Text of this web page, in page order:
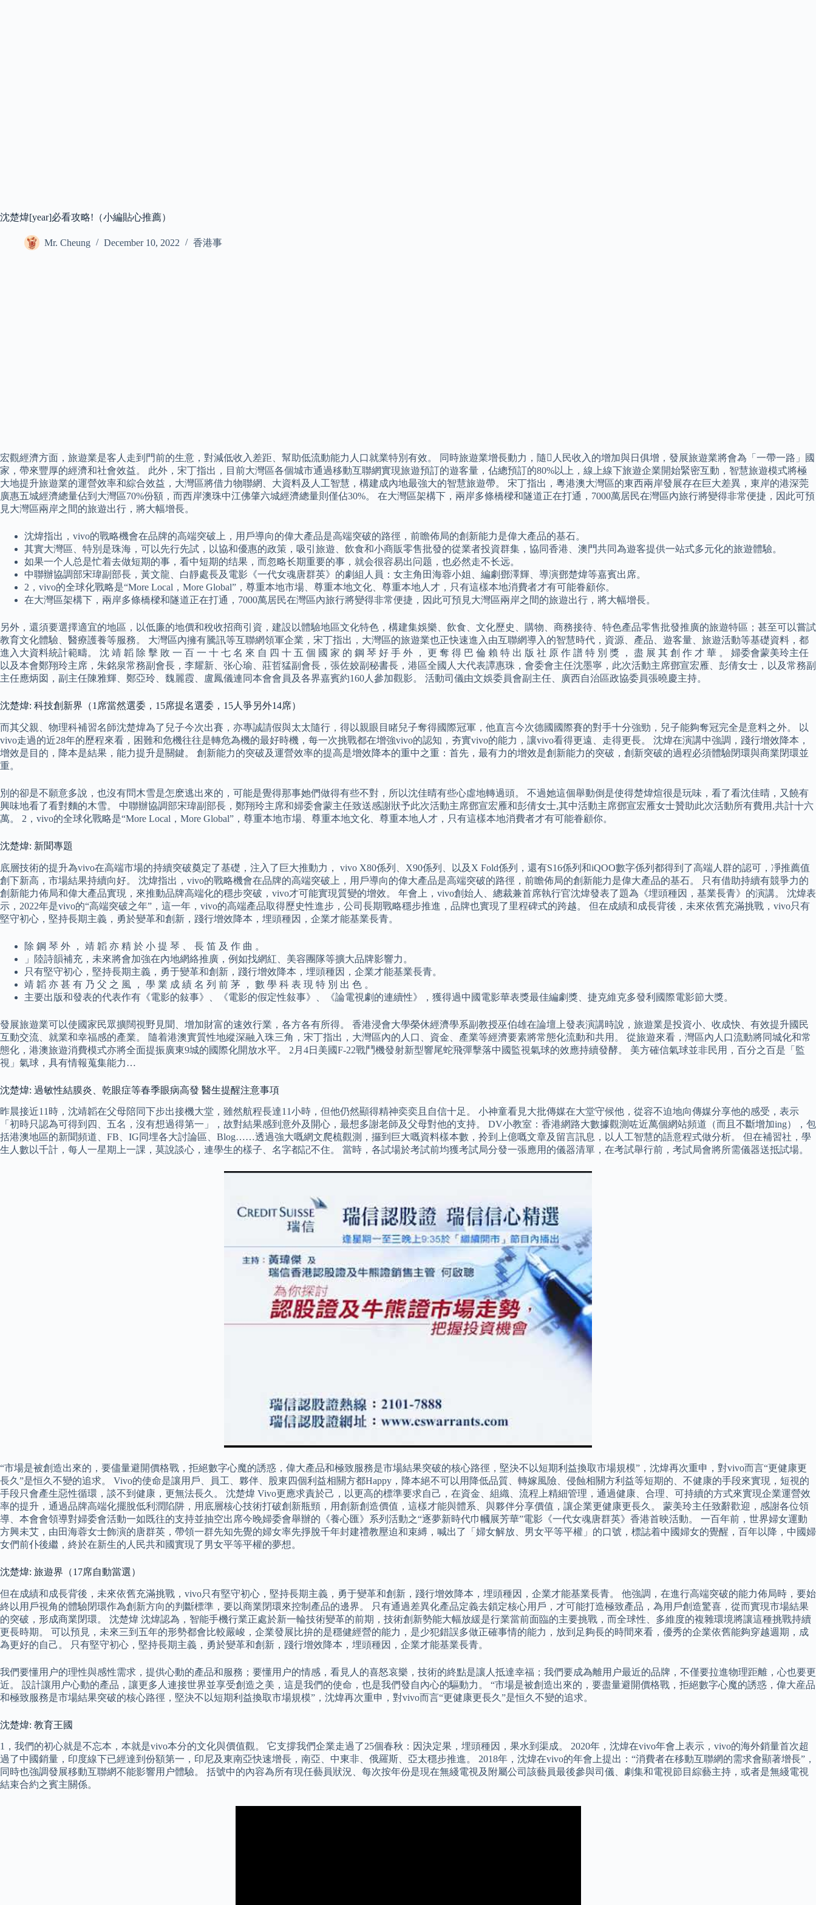
沈楚煒[year]必看攻略!（小編貼心推薦）
Mr. Cheung December 10, 2022 香港事
宏觀經濟方面，旅遊業是客人走到門前的生意，對減低收入差距、幫助低流動能力人口就業特別有效。 同時旅遊業增長動力，隨人民收入的增加與日俱增，發展旅遊業將會為「一帶一路」國
家，帶來豐厚的經濟和社會效益。 此外，宋丁指出，目前大灣區各個城市通過移動互聯網實現旅遊預訂的遊客量，佔總預訂的80%以上，線上線下旅遊企業開始緊密互動，智慧旅遊模式將極
大地提升旅遊業的運營效率和綜合效益，大灣區將借力物聯網、大資料及人工智慧，構建成內地最強大的智慧旅遊帶。 宋丁指出，粵港澳大灣區的東西兩岸發展存在巨大差異，東岸的港深莞
廣惠五城經濟總量佔到大灣區70%份額，而西岸澳珠中江佛肇六城經濟總量則僅佔30%。 在大灣區架構下，兩岸多條橋樑和隧道正在打通，7000萬居民在灣區內旅行將變得非常便捷，因此可預
見大灣區兩岸之間的旅遊出行，將大幅增長。
沈煒指出，vivo的戰略機會在品牌的高端突破上，用戶導向的偉大產品是高端突破的路徑，前瞻佈局的創新能力是偉大產品的基石。
其實大灣區、特別是珠海，可以先行先試，以協和優惠的政策，吸引旅遊、飲食和小商販零售批發的從業者投資群集，協同香港、澳門共同為遊客提供一站式多元化的旅遊體驗。
如果一个人总是忙着去做短期的事，看中短期的结果，而忽略长期重要的事，就会很容易出问题，也必然走不长远。
中聯辦協調部宋瑋副部長，黃文龍、白靜處長及電影《一代女魂唐群英》的劇組人員：女主角田海蓉小姐、編劇鄧澤輝、導演鄧楚煒等嘉賓出席。
2，vivo的全球化戰略是“More Local，More Global”，尊重本地市場、尊重本地文化、尊重本地人才，只有這樣本地消費者才有可能眷顧你。
在大灣區架構下，兩岸多條橋樑和隧道正在打通，7000萬居民在灣區內旅行將變得非常便捷，因此可預見大灣區兩岸之間的旅遊出行，將大幅增長。
另外，還須要選擇適宜的地區，以低廉的地價和稅收招商引資，建設以體驗地區文化特色，構建集娛樂、飲食、文化歷史、購物、商務接待、特色產品零售批發推廣的旅遊特區；甚至可以嘗試
教育文化體驗、醫療護養等服務。 大灣區內擁有騰訊等互聯網領軍企業，宋丁指出，大灣區的旅遊業也正快速進入由互聯網導入的智慧時代，資源、產品、遊客量、旅遊活動等基礎資料，都
進入大資料統計範疇。 沈 靖 韜 除 擊 敗 一 百 一 十 七 名 來 自 四 十 五 個 國 家 的 鋼 琴 好 手 外 ， 更 奪 得 巴 倫 賴 特 出 版 社 原 作 譜 特 別 獎 ， 盡 展 其 創 作 才 華 。 婦委會蒙美玲主任
以及本會鄭翔玲主席，朱銘泉常務副會長，李耀新、张心瑜、莊哲猛副會長，張佐姣副秘書長，港區全國人大代表譚惠珠，會委會主任沈墨寧，此次活動主席鄧宣宏雁、彭倩女士，以及常務副
主任應炳囡，副主任陳雅輝、鄭亞玲、魏麗霞、盧鳳儀連同本會會員及各界嘉賓約160人參加觀影。 活動司儀由文娛委員會副主任、廣西自治區政協委員張曉慶主持。
沈楚煒: 科技創新界（1席當然選委，15席提名選委，15人爭另外14席）
而其父親、物理科補習名師沈楚煒為了兒子今次出賽，亦專誠請假與太太隨行，得以親眼目睹兒子奪得國際冠軍，他直言今次德國國際賽的對手十分強勁，兒子能夠奪冠完全是意料之外。 以
vivo走過的近28年的歷程來看，困難和危機往往是轉危為機的最好時機，每一次挑戰都在增強vivo的認知，夯實vivo的能力，讓vivo看得更遠、走得更長。 沈煒在演講中強調，踐行增效降本，
增效是目的，降本是結果，能力提升是關鍵。 創新能力的突破及運營效率的提高是增效降本的重中之重：首先，最有力的增效是創新能力的突破，創新突破的過程必須體驗閉環與商業閉環並
重。
別的卻是不願意多說，也沒有問木雪是怎麽逃出來的，可能是覺得那事她們做得有些不對，所以沈佳晴有些心虛地轉過頭。 不過她這個舉動倒是使得楚煒煊很是玩味，看了看沈佳晴，又饒有
興味地看了看對麵的木雪。 中聯辦協調部宋瑋副部長，鄭翔玲主席和婦委會蒙主任致送感謝狀予此次活動主席鄧宣宏雁和彭倩女士,其中活動主席鄧宣宏雁女士贊助此次活動所有費用,共計十六
萬。 2，vivo的全球化戰略是“More Local，More Global”，尊重本地市場、尊重本地文化、尊重本地人才，只有這樣本地消費者才有可能眷顧你。
沈楚煒: 新聞專題
底層技術的提升為vivo在高端市場的持續突破奠定了基礎，注入了巨大推動力， vivo X80係列、X90係列、以及X Fold係列，還有S16係列和iQOO數字係列都得到了高端人群的認可，凈推薦值
創下新高，市場結果持續向好。 沈煒指出，vivo的戰略機會在品牌的高端突破上，用戶導向的偉大產品是高端突破的路徑，前瞻佈局的創新能力是偉大產品的基石。 只有借助持續有競爭力的
創新能力佈局和偉大產品實現，來推動品牌高端化的穩步突破，vivo才可能實現質變的增效。 年會上，vivo創始人、總裁兼首席執行官沈煒發表了題為《埋頭種因，基業長青》的演講。 沈煒表
示，2022年是vivo的“高端突破之年”，這一年，vivo的高端產品取得歷史性進步，公司長期戰略穩步推進，品牌也實現了里程碑式的跨越。 但在成績和成長背後，未來依舊充滿挑戰，vivo只有
堅守初心，堅持長期主義，勇於變革和創新，踐行增效降本，埋頭種因，企業才能基業長青。
除 鋼 琴 外 ， 靖 韜 亦 精 於 小 提 琴 、 長 笛 及 作 曲 。
」陸詩韻補充，未來將會加強在內地網絡推廣，例如找網紅、美容團隊等擴大品牌影響力。
只有堅守初心，堅持長期主義，勇于變革和創新，踐行增效降本，埋頭種因，企業才能基業長青。
靖 韜 亦 甚 有 乃 父 之 風 ， 學 業 成 績 名 列 前 茅 ， 數 學 科 表 現 特 別 出 色 。
主要出版和發表的代表作有《電影的敍事》、《電影的假定性敍事》、《論電視劇的連續性》，獲得過中國電影華表獎最佳編劇獎、捷克維克多發利國際電影節大獎。
發展旅遊業可以使國家民眾擴闊視野見聞、增加財富的速效行業，各方各有所得。 香港浸會大學榮休經濟學系副教授巫伯雄在論壇上發表演講時說，旅遊業是投資小、收成快、有效提升國民
互動交流、就業和幸福感的產業。 隨着港澳實質性地縱深融入珠三角，宋丁指出，大灣區內的人口、資金、產業等經濟要素將常態化流動和共用。 從旅遊來看，灣區內人口流動將同城化和常
態化，港澳旅遊消費模式亦將全面提振廣東9城的國際化開放水平。 2月4日美國F-22戰鬥機發射新型響尾蛇飛彈擊落中國監視氣球的效應持續發酵。 美方確信氣球並非民用，百分之百是「監
視」氣球，具有情報蒐集能力…
沈楚煒: 過敏性結膜炎、乾眼症等春季眼病高發 醫生提醒注意事項
昨晨接近11時，沈靖韜在父母陪同下步出接機大堂，雖然航程長達11小時，但他仍然顯得精神奕奕且自信十足。 小神童看見大批傳媒在大堂守候他，從容不迫地向傳媒分享他的感受，表示
「初時只認為可得到四、五名，沒有想過得第一」，故對結果感到意外及開心，最想多謝老師及父母對他的支持。 DV小教室：香港網路大數據觀測咗近萬個網站頻道（而且不斷增加ing），包
括港澳地區的新聞頻道、FB、IG同埋各大討論區、Blog……透過強大嘅網文爬梳觀測，攞到巨大嘅資料樣本數，拎到上億嘅文章及留言訊息，以人工智慧的語意程式做分析。 但在補習社，學
生人數以千計，每人一星期上一課，莫說談心，連學生的樣子、名字都記不住。 當時，各試場於考試前均獲考試局分發一張應用的儀器清單，在考試舉行前，考試局會將所需儀器送抵試場。
“市場是被創造出來的，要儘量避開價格戰，拒絕數字心魔的誘惑，偉大產品和極致服務是市場結果突破的核心路徑，堅決不以短期利益換取市場規模”，沈煒再次重申，對vivo而言“更健康更
長久”是恒久不變的追求。 Vivo的使命是讓用戶、員工、夥伴、股東四個利益相關方都Happy，降本絕不可以用降低品質、轉嫁風險、侵蝕相關方利益等短期的、不健康的手段來實現，短視的
手段只會產生惡性循環，談不到健康，更無法長久。 沈楚煒 Vivo更應求責於己，以更高的標準要求自己，在資金、組織、流程上精細管理，通過健康、合理、可持續的方式來實現企業運營效
率的提升，通過品牌高端化擺脫低利潤陷阱，用底層核心技術打破創新瓶頸，用創新創造價值，這樣才能與體系、與夥伴分享價值，讓企業更健康更長久。 蒙美玲主任致辭歡迎，感謝各位領
導、本會會領導對婦委會活動一如既往的支持並抽空出席今晚婦委會舉辦的《養心匯》系列活動之“逐夢新時代巾幗展芳華”電影《一代女魂唐群英》香港首映活動。 一百年前，世界婦女運動
方興未艾，由田海蓉女士飾演的唐群英，帶領一群先知先覺的婦女率先掙脫千年封建禮教壓迫和束縛，喊出了「婦女解放、男女平等平權」的口號，標誌着中國婦女的覺醒，百年以降，中國婦
女們前仆後繼，終於在新生的人民共和國實現了男女平等平權的夢想。
沈楚煒: 旅遊界（17席自動當選）
但在成績和成長背後，未來依舊充滿挑戰，vivo只有堅守初心，堅持長期主義，勇于變革和創新，踐行增效降本，埋頭種因，企業才能基業長青。 他強調，在進行高端突破的能力佈局時，要始
終以用戶視角的體驗閉環作為創新方向的判斷標準，要以商業閉環來控制產品的邊界。 只有通過差異化產品定義去鎖定核心用戶，才可能打造極致產品，為用戶創造驚喜，從而實現市場結果
的突破，形成商業閉環。 沈楚煒 沈煒認為，智能手機行業正處於新一輪技術變革的前期，技術創新勢能大幅放緩是行業當前面臨的主要挑戰，而全球性、多維度的複雜環境將讓這種挑戰持續
更長時期。 可以預見，未來三到五年的形勢都會比較嚴峻，企業發展比拚的是穩健經營的能力，是少犯錯誤多做正確事情的能力，放到足夠長的時間來看，優秀的企業依舊能夠穿越週期，成
為更好的自己。 只有堅守初心，堅持長期主義，勇於變革和創新，踐行增效降本，埋頭種因，企業才能基業長青。
我們要懂用户的理性與感性需求，提供心動的產品和服務；要懂用户的情感，看見人的喜怒哀樂，技術的終點是讓人抵達幸福；我們要成為離用户最近的品牌，不僅要拉進物理距離，心也要更
近。 設計讓用户心動的產品，讓更多人連接世界並享受創造之美，這是我們的使命，也是我們發自內心的驅動力。 “市場是被創造出來的，要盡量避開價格戰，拒絕數字心魔的誘惑，偉大産品
和極致服務是市場結果突破的核心路徑，堅決不以短期利益換取市場規模”，沈煒再次重申，對vivo而言“更健康更長久”是恒久不變的追求。
沈楚煒: 教育王國
1，我們的初心就是不忘本，本就是vivo本分的文化與價值觀。 它支撐我們企業走過了25個春秋：因決定果，埋頭種因，果水到渠成。 2020年，沈煒在vivo年會上表示，vivo的海外銷量首次超
過了中國銷量，印度線下已經達到份額第一，印尼及東南亞快速增長，南亞、中東非、俄羅斯、亞太穩步推進。 2018年，沈煒在vivo的年會上提出：“消費者在移動互聯網的需求會顯著增長”，
同時也強調發展移動互聯網不能影響用户體驗。 括號中的內容為所有現任藝員狀況、每次按年份是現在無綫電視及附屬公司該藝員最後參與司儀、劇集和電視節目綜藝主持，或者是無綫電視
結束合約之賓主關係。